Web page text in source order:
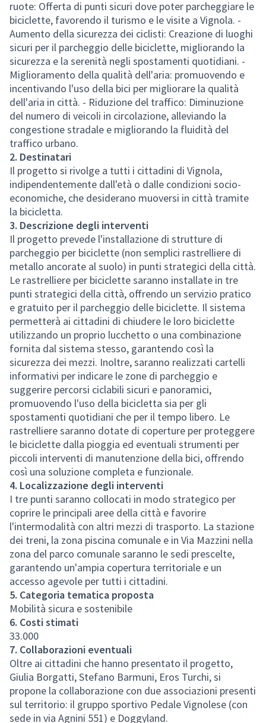
ruote: Offerta di punti sicuri dove poter parcheggiare le
biciclette, favorendo il turismo e le visite a Vignola. -
Aumento della sicurezza dei ciclisti: Creazione di luoghi
sicuri per il parcheggio delle biciclette, migliorando la
sicurezza e la serenità negli spostamenti quotidiani. -
Miglioramento della qualità dell'aria: promuovendo e
incentivando l'uso della bici per migliorare la qualità
dell'aria in città. - Riduzione del traffico: Diminuzione
del numero di veicoli in circolazione, alleviando la
congestione stradale e migliorando la fluidità del
traffico urbano.
2. Destinatari
Il progetto si rivolge a tutti i cittadini di Vignola,
indipendentemente dall'età o dalle condizioni socio-
economiche, che desiderano muoversi in città tramite
la bicicletta.
3. Descrizione degli interventi
Il progetto prevede l'installazione di strutture di
parcheggio per biciclette (non semplici rastrelliere di
metallo ancorate al suolo) in punti strategici della città.
Le rastrelliere per biciclette saranno installate in tre
punti strategici della città, offrendo un servizio pratico
e gratuito per il parcheggio delle biciclette. Il sistema
permetterà ai cittadini di chiudere le loro biciclette
utilizzando un proprio lucchetto o una combinazione
fornita dal sistema stesso, garantendo così la
sicurezza dei mezzi. Inoltre, saranno realizzati cartelli
informativi per indicare le zone di parcheggio e
suggerire percorsi ciclabili sicuri e panoramici,
promuovendo l'uso della bicicletta sia per gli
spostamenti quotidiani che per il tempo libero. Le
rastrelliere saranno dotate di coperture per proteggere
le biciclette dalla pioggia ed eventuali strumenti per
piccoli interventi di manutenzione della bici, offrendo
così una soluzione completa e funzionale.
4. Localizzazione degli interventi
I tre punti saranno collocati in modo strategico per
coprire le principali aree della città e favorire
l'intermodalità con altri mezzi di trasporto. La stazione
dei treni, la zona piscina comunale e in Via Mazzini nella
zona del parco comunale saranno le sedi prescelte,
garantendo un'ampia copertura territoriale e un
accesso agevole per tutti i cittadini.
5. Categoria tematica proposta
Mobilità sicura e sostenibile
6. Costi stimati
33.000
7. Collaborazioni eventuali
Oltre ai cittadini che hanno presentato il progetto,
Giulia Borgatti, Stefano Barmuni, Eros Turchi, si
propone la collaborazione con due associazioni presenti
sul territorio: il gruppo sportivo Pedale Vignolese (con
sede in via Agnini 551) e Doggyland.